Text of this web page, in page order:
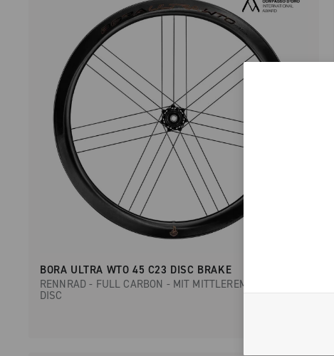
BORA ULTRA WTO 45 C23 DISC BRAKE
RENNRAD - FULL CARBON - MIT MITTLEREM PROFIL -
DISC